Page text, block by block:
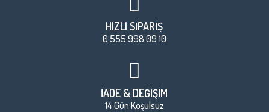
HIZLI SİPARİŞ
0 555 998 09 10
İADE & DEĞİŞİM
14 Gün Koşulsuz